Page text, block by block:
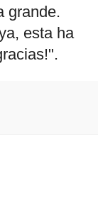
grande.
esta ha